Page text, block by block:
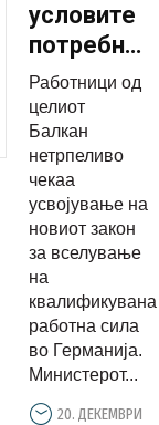
условите
потребни
за
вселување
на
работна
сила во
Германија
Работници од
целиот
Балкан
нетрпеливо
чекаа
усвојување на
новиот закон
за вселување
на
квалификувана
работна сила
во Германија.
Министерот...
20. ДЕКЕМВРИ